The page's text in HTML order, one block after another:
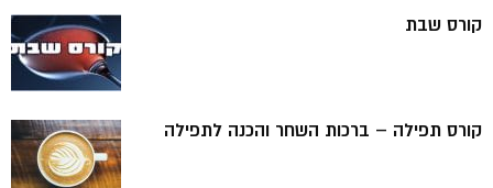
קורס שבת
קורס תפילה – ברכות השחר והכנה לתפילה